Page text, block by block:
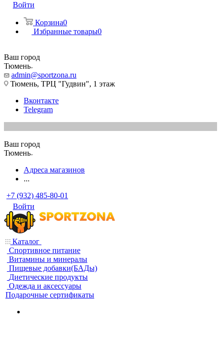
Войти
Корзина0
Избранные товары0
Ваш город
Тюмень
admin@sportzona.ru
Тюмень, ТРЦ "Гудвин", 1 этаж
Вконтакте
Telegram
Ваш город
Тюмень
Адреса магазинов
...
+7 (932) 485-80-01
Войти
Каталог
Спортивное питание
Витамины и минералы
Пищевые добавки(БАДы)
Диетические продукты
Одежда и аксессуары
Подарочные сертификаты